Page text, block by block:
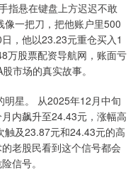
指悬在键盘上方迟迟不敢
一把刀，把他账户里500
，他以23.23元重仓买入1
万股票配资导航网，账面亏
市场的真实故事。
星。 从2025年12月中旬
内飙升至24.43元，涨幅高
及23.87元和24.43元的高
老股民看到这个信号都会
信号。